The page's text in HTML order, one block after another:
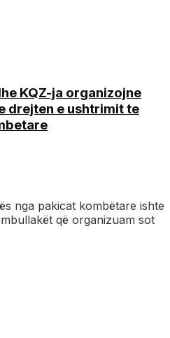
KQZ-ja organizojne
drejten e ushtrimit te
nga pakicat kombëtare ishte
që organizuam sot